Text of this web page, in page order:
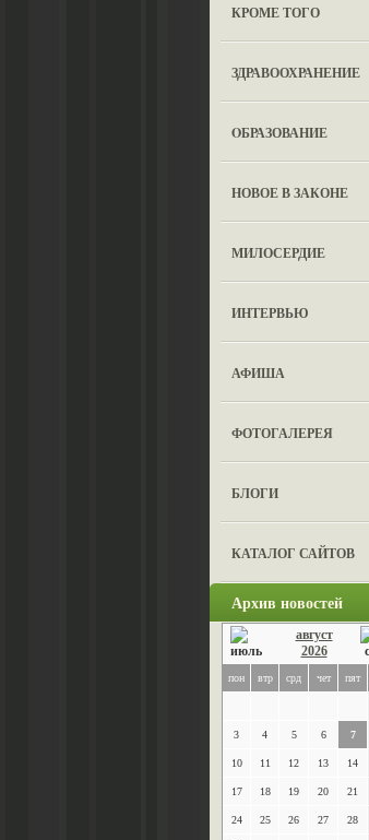
КРОМЕ ТОГО
ЗДРАВООХРАНЕНИЕ
OБРАЗОВАНИЕ
НОВОЕ В ЗАКОНЕ
МИЛОСЕРДИЕ
ИНТЕРВЬЮ
АФИША
ФОТОГАЛЕРЕЯ
БЛОГИ
КАТАЛОГ САЙТОВ
Архив новостей
август
2026
пон втр срд чет пят
3 4 5 6 7
10 11 12 13 14
17 18 19 20 21
24 25 26 27 28